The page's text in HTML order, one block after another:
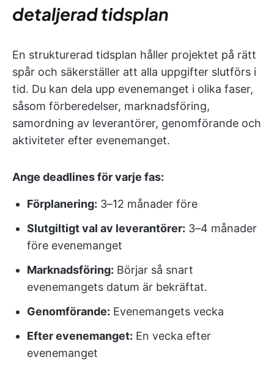
detaljerad tidsplan
En strukturerad tidsplan håller projektet på rätt
spår och säkerställer att alla uppgifter slutförs i
tid. Du kan dela upp evenemanget i olika faser,
såsom förberedelser, marknadsföring,
samordning av leverantörer, genomförande och
aktiviteter efter evenemanget.
Ange deadlines för varje fas:
Förplanering: 3–12 månader före
Slutgiltigt val av leverantörer: 3–4 månader
före evenemanget
Marknadsföring: Börjar så snart
evenemangets datum är bekräftat.
Genomförande: Evenemangets vecka
Efter evenemanget: En vecka efter
evenemanget